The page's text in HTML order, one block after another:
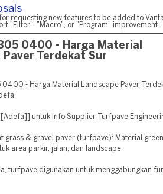
requesting new features to be added to
"Filter", "Macro", or "Program" improvement.
0400 - Harga Material
Paver Terdekat Sur
0400 - Harga Material Landscape Paver
untuk Info Supplier Turfpave
grass & gravel paver (turfpave): Material green
area parkir, jalan, dan landscape.
turfpave digunakan untuk menggabungkan